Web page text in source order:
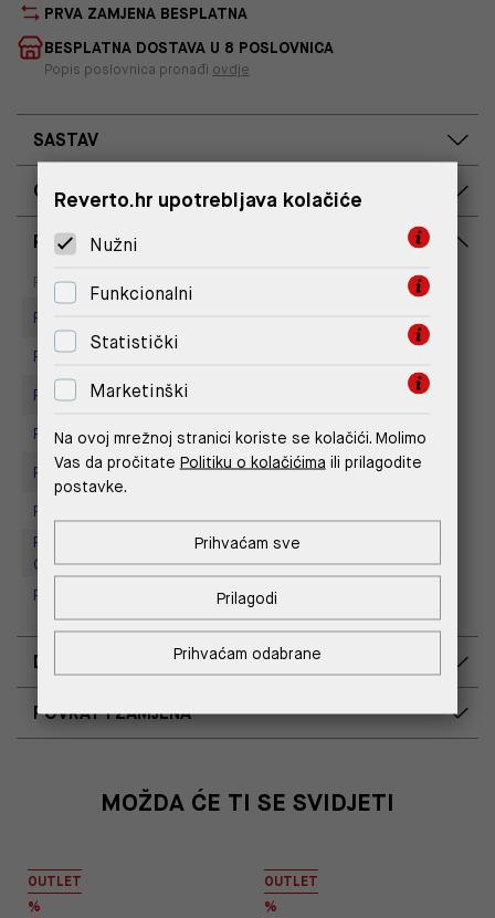
PRVA ZAMJENA BESPLATNA
BESPLATNA DOSTAVA U 8 POSLOVNICA
Popis poslovnica pronađi ovdje
SASTAV
OPIS PROIZVODA
RASPOLOŽIVOST PO POSLOVNICAMA
Poslovnica
Na upit
Replay store, Arena centar
Replay Store, City Center One
Replay Store, Joker Centar
Replay Store, Mall of Split
Replay store, Tower Centar
Replay Store, Supernova Zadar
Replay Outlet Store, Designer
Outlet Croatia
Replay Outlet Store, Split
DOSTAVA
POVRAT I ZAMJENA
MOŽDA ĆE TI SE SVIDJETI
OUTLET
%
OUTLET
%
Reverto.hr upotrebljava kolačiće
Nužni
Funkcionalni
Statistički
Marketinški
Na ovoj mrežnoj stranici koriste se kolačići. Molimo
Vas da pročitate Politiku o kolačićima ili prilagodite
postavke.
Prihvaćam odabrane
Prilagodi
Prihvaćam sve